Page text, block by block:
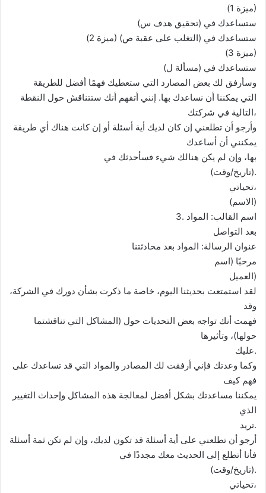
(ميزة 1)
ستساعدك في (تحقيق هدف س)
(ميزة 2) ستساعدك في (التغلب على عقبة ص)
(ميزة 3)
ستساعدك في (مسألة ل)
وسأرفق لك بعض المصارد التي ستعطيك فهمًا أفضل للطريقة
التي يمكننا أن نساعدك بها. إنني أتفهم أنك ستتناقش حول النقطة
التالية في شركتك،
وأرجو أن تطلعني إن كان لديك أية أسئلة أو إن كانت هناك أي طريقة
يمكنني أن أساعدك
بها، وإن لم يكن هنالك شيء فسأحدثك في
(تاريخ/وقت).
تحياتي،
(الاسم)
3. اسم القالب: المواد
بعد التواصل
عنوان الرسالة: المواد بعد محادثتنا
مرحبًا (اسم
العميل)
لقد استمتعت بحديثنا اليوم، خاصة ما ذكرت بشأن دورك في الشركة،
وقد
فهمت أنك تواجه بعض التحديات حول (المشاكل التي تناقشتما
حولها)، وتأثيرها
عليك.
وكما وعدتك فإني أرفقت لك المصادر والمواد التي قد تساعدك على
فهم كيف
يمكننا مساعدتك بشكل أفضل لمعالجة هذه المشاكل وإحداث التغيير
الذي
تريد.
أرجو أن تطلعني على أية أسئلة قد تكون لديك، وإن لم تكن ثمة أسئلة
فأنا أتطلع إلى الحديث معك مجددًا في
(تاريخ/وقت).
تحياتي،